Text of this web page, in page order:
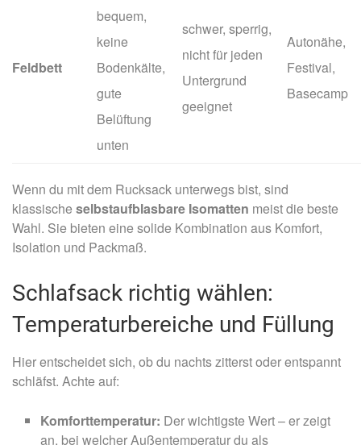
Feldbett
bequem,
keine
Bodenkälte,
gute
Belüftung
unten
schwer, sperrig,
nicht für jeden
Untergrund
geeignet
Autonähe,
Festival,
Basecamp
Wenn du mit dem Rucksack unterwegs bist, sind
klassische selbstaufblasbare Isomatten meist die beste
Wahl. Sie bieten eine solide Kombination aus Komfort,
Isolation und Packmaß.
Schlafsack richtig wählen:
Temperaturbereiche und Füllung
Hier entscheidet sich, ob du nachts zitterst oder entspannt
schläfst. Achte auf:
Komforttemperatur: Der wichtigste Wert – er zeigt
an, bei welcher Außentemperatur du als